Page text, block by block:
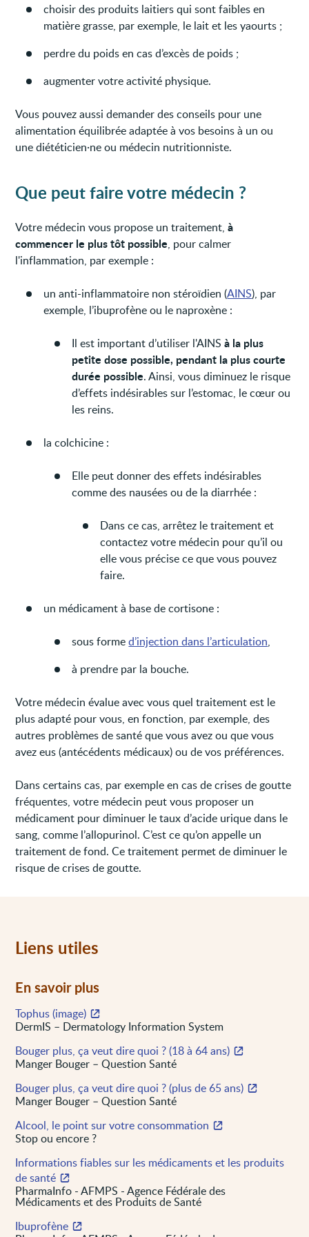
choisir des produits laitiers qui sont faibles en
matière grasse, par exemple, le lait et les yaourts ;
perdre du poids en cas d’excès de poids ;
augmenter votre activité physique.
Vous pouvez aussi demander des conseils pour une
alimentation équilibrée adaptée à vos besoins à un ou
une diététicien·ne ou médecin nutritionniste.
Que peut faire votre médecin ?
Votre médecin vous propose un traitement,à
commencer le plus tôt possible, pour calmer
l'inflammation, par exemple :
un anti-inflammatoire non stéroïdien (AINS), par
exemple, l’ibuprofène ou le naproxène :
Il est important d’utiliser l'AINSà la plus
petite dose possible, pendant la plus courte
durée possible. Ainsi, vous diminuez le risque
d’effets indésirables sur l’estomac, le cœur ou
les reins.
la colchicine :
Elle peut donner des effets indésirables
comme des nausées ou de la diarrhée :
Dans ce cas, arrêtez le traitement et
contactez votre médecin pour qu’il ou
elle vous précise ce que vous pouvez
faire.
un médicament à base de cortisone :
sous formed’injection dans l’articulation,
à prendre par la bouche.
Votre médecin évalue avec vous quel traitement est le
plus adapté pour vous, en fonction, par exemple, des
autres problèmes de santé que vous avez ou que vous
avez eus (antécédents médicaux) ou de vos préférences.
Dans certains cas, par exemple en cas de crises de goutte
fréquentes, votre médecin peut vous proposer un
médicament pour diminuer le taux d’acide urique dans le
sang, comme l’allopurinol. C’est ce qu’on appelle un
traitement de fond. Ce traitement permet de diminuer le
risque de crises de goutte.
Liens utiles
En savoir plus
Tophus (image)
DermIS – Dermatology Information System
Bouger plus, ça veut dire quoi ? (18 à 64 ans)
Manger Bouger – Question Santé
Bouger plus, ça veut dire quoi ? (plus de 65 ans)
Manger Bouger – Question Santé
Alcool, le point sur votre consommation
Stop ou encore ?
Informations fiables sur les médicaments et les produits
de santé
PharmaInfo - AFMPS - Agence Fédérale des
Médicaments et des Produits de Santé
Ibuprofène